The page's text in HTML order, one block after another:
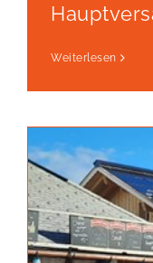
Weiterlesen